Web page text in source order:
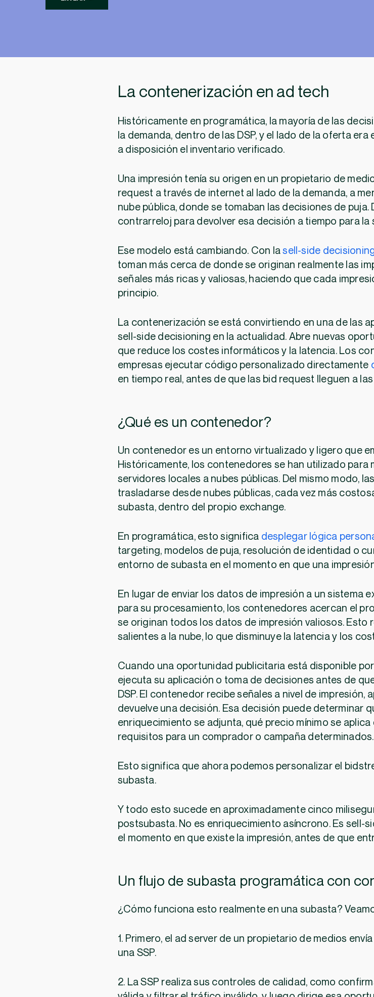
La contenerización en ad tech
Históricamente en programática, la mayoría de las
la demanda, dentro de las DSP, y el lado de la oferta
a disposición el inventario verificado.
Una impresión tenía su origen en un propietario de
request a través de internet al lado de la demanda, a
nube pública, donde se tomaban las decisiones de puja.
contrarreloj para devolver esa decisión a tiempo para la
Ese modelo está cambiando. Con lasell-side
toman más cerca de donde se originan realmente las
señales más ricas y valiosas, haciendo que cada
principio.
La contenerización se está convirtiendo en una de las
sell-side decisioning en la actualidad. Abre nuevas
que reduce los costes informáticos y la latencia. Los
empresas ejecutar código personalizado directamente
en tiempo real, antes de que las bid request lleguen a las
¿Qué es un contenedor?
Un contenedor es un entorno virtualizado y ligero que
Históricamente, los contenedores se han utilizado para
servidores locales a nubes públicas. Del mismo modo,
trasladarse desde nubes públicas, cada vez más
subasta, dentro del propio exchange.
En programática, esto significa desplegar lógica
targeting, modelos de puja, resolución de identidad o
entorno de subasta en el momento en que una
En lugar de enviar los datos de impresión a un sistema
para su procesamiento, los contenedores acercan el
se originan todos los datos de impresión valiosos. Esto
salientes a la nube, lo que disminuye la latencia y los
Cuando una oportunidad publicitaria está disponible
ejecuta su aplicación o toma de decisiones antes de
DSP. El contenedor recibe señales a nivel de impresión,
devuelve una decisión. Esa decisión puede determinar
enriquecimiento se adjunta, qué precio mínimo se aplica
requisitos para un comprador o campaña determinados.
Esto significa que ahora podemos personalizar el
subasta.
Y todo esto sucede en aproximadamente cinco
postsubasta. No es enriquecimiento asíncrono. Es sell-
el momento en que existe la impresión, antes de que
Un flujo de subasta programática con
¿Cómo funciona esto realmente en una subasta?
1. Primero, el ad server de un propietario de medios
una SSP.
2. La SSP realiza sus controles de calidad, como